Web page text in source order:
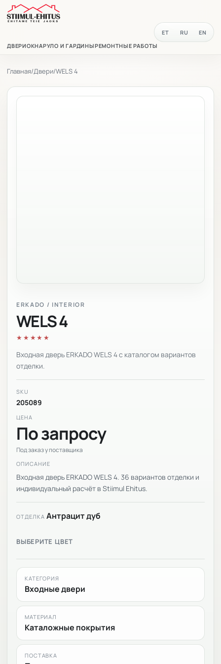
ДВЕРИОКНАРУЛО И ГАРДИНЫРЕМОНТНЫЕ РАБОТЫ
ET RU EN
Главная/Двери/WELS 4
ERKADO / INTERIOR
WELS 4
★★★★★
Входная дверь ERKADO WELS 4 с каталогом вариантов
отделки.
SKU
205089
ЦЕНА
По запросу
Под заказ у поставщика
ОПИСАНИЕ
Входная дверь ERKADO WELS 4. 36 вариантов отделки и
индивидуальный расчёт в Stiimul Ehitus.
ОТДЕЛКА Антрацит дуб
ВЫБЕРИТЕ ЦВЕТ
КАТЕГОРИЯ
Входные двери
МАТЕРИАЛ
Каталожные покрытия
ПОСТАВКА